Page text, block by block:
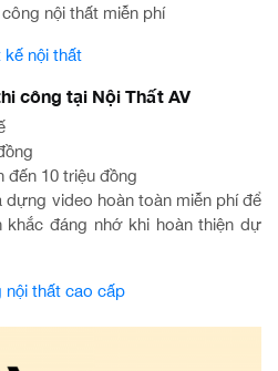
nội thất miễn phí
kế nội thất
công tại Nội Thất AV
đến 10 triệu đồng
dựng video hoàn toàn miễn phí để
khắc đáng nhớ khi hoàn thiện dự
nội thất cao cấp